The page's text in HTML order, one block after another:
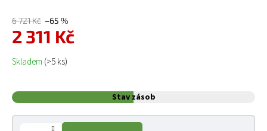
6 721 Kč –65 %
2 311 Kč
Měrná cena:
Skladem (>5 ks)
Stav zásob